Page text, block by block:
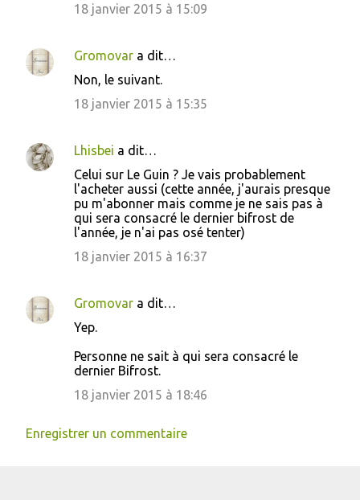
e
n
r
18 janvier 2015 à 15:09
Gromovar a dit…
Non, le suivant.
18 janvier 2015 à 15:35
Lhisbei a dit…
Celui sur Le Guin ? Je vais probablement
l'acheter aussi (cette année, j'aurais presque
pu m'abonner mais comme je ne sais pas à
qui sera consacré le dernier bifrost de
l'année, je n'ai pas osé tenter)
18 janvier 2015 à 16:37
Gromovar a dit…
Yep.
Personne ne sait à qui sera consacré le
dernier Bifrost.
18 janvier 2015 à 18:46
Enregistrer un commentaire